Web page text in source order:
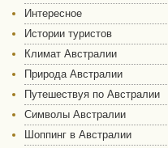
Интересное
Истории туристов
Климат Австралии
Природа Австралии
Путешествуя по Австралии
Символы Австралии
Шоппинг в Австралии